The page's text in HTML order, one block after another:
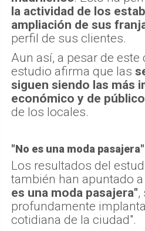
la actividad de los
ampliación de sus
perfil de sus clientes.
Aun así, a pesar de este
estudio afirma que las
siguen siendo las más
económico y de público
de los locales.
"No es una moda pasajera"
Los resultados del
también han apuntado
es una moda pasajera",
profundamente
cotidiana de la ciudad".